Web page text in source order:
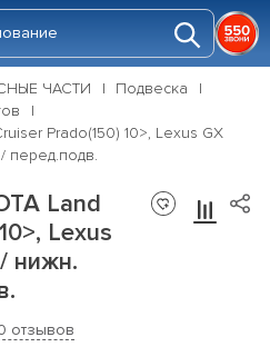
ЧАСТИ
Подвеска
Prado(150) 10>, Lexus GX
перед.подв.
Land
Lexus
нижн.
отзывов